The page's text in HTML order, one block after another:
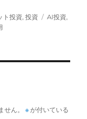
ト投資,投資
タ
AI投資,
ん。 ※ が付いている